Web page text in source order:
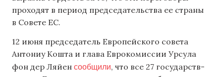
проходят в период председательства ее страны
в Совете ЕС.
12 июня председатель Европейского совета
Антониу Кошта и глава Еврокомиссии Урсула
фон дер Ляйен сообщили, что все 27 государств-